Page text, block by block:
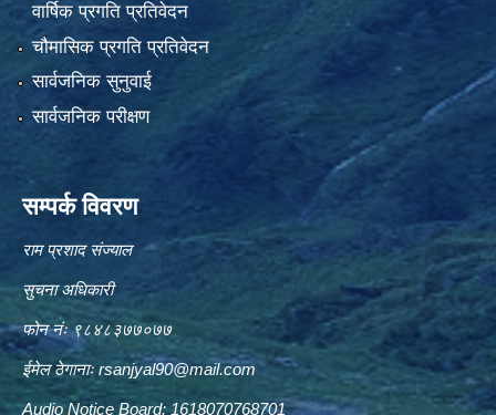
वार्षिक प्रगति प्रतिवेदन
चौमासिक प्रगति प्रतिवेदन
सार्वजनिक सुनुवाई
सार्वजनिक परीक्षण
सम्पर्क विवरण
राम प्रशाद संज्याल
सुचना अधिकारी
फोन नंः ९८४८३७७०७७
ईमेल ठेगानाःrsanjyal90@mail.com
Audio Notice Board: 1618070768701